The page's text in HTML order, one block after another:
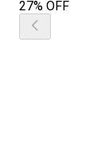
27% OFF